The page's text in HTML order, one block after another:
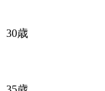
30歳